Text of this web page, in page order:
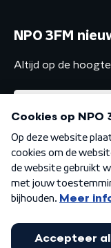
NPO 3FM
Altijd op de
Algemene